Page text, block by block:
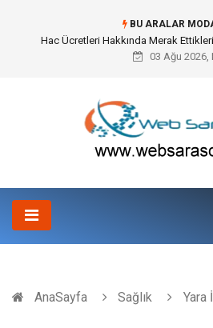
BU ARALAR
Hac Ücretleri Hakkında Merak
03 Ağu 2026,
AnaSayfa Sağlık Yara